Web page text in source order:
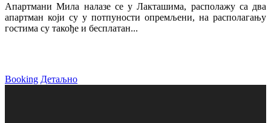
Апартмани Мила налазе се у Лакташима, располажу са два
апартман који су у потпуности опремљени, на располагању
гостима су такође и бесплатан...
Booking Детаљно